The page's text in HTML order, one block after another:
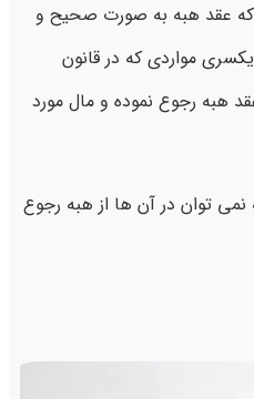
که عقد هبه به صورت صحیح و
مواردی که در قانون
هبه رجوع نموده و مال مورد
نمی توان در آن ها از هبه رجوع